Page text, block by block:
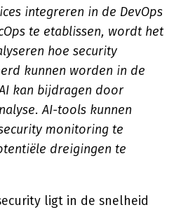
integreren in de DevOps
te etablissen, wordt het
hoe security
kunnen worden in de
kan bijdragen door
AI-tools kunnen
monitoring te
dreigingen te
ligt in de snelheid